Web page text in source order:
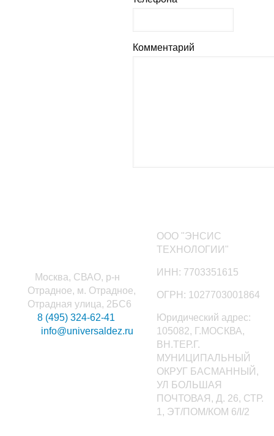
Комментарий
Москва, СВАО, р-н
Отрадное, м. Отрадное,
Отрадная улица, 2БС6
8 (495) 324-62-41
info@universaldez.ru
ООО "ЭНСИС
ТЕХНОЛОГИИ"
ИНН: 7703351615
ОГРН: 1027703001864
Юридический адрес:
105082, Г.МОСКВА,
ВН.ТЕР.Г.
МУНИЦИПАЛЬНЫЙ
ОКРУГ БАСМАННЫЙ,
УЛ БОЛЬШАЯ
ПОЧТОВАЯ, Д. 26, СТР.
1, ЭТ/ПОМ/КОМ 6/I/2